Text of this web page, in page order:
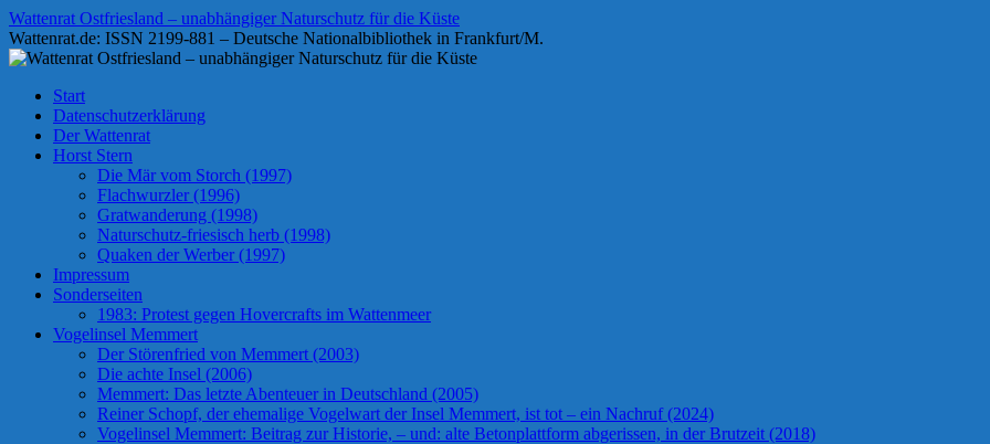
Zum
Inhalt
springen
Wattenrat Ostfriesland – unabhängiger Naturschutz für die Küste
Wattenrat.de: ISSN 2199-881 – Deutsche Nationalbibliothek in Frankfurt/M.
Start
Datenschutzerklärung
Der Wattenrat
Horst Stern
Die Mär vom Storch (1997)
Flachwurzler (1996)
Gratwanderung (1998)
Naturschutz-friesisch herb (1998)
Quaken der Werber (1997)
Impressum
Sonderseiten
1983: Protest gegen Hovercrafts im Wattenmeer
Vogelinsel Memmert
Der Störenfried von Memmert (2003)
Die achte Insel (2006)
Memmert: Das letzte Abenteuer in Deutschland (2005)
Reiner Schopf, der ehemalige Vogelwart der Insel Memmert, ist tot – ein Nachruf (2024)
Vogelinsel Memmert: Beitrag zur Historie, – und: alte Betonplattform abgerissen, in der Brutzeit (2018)